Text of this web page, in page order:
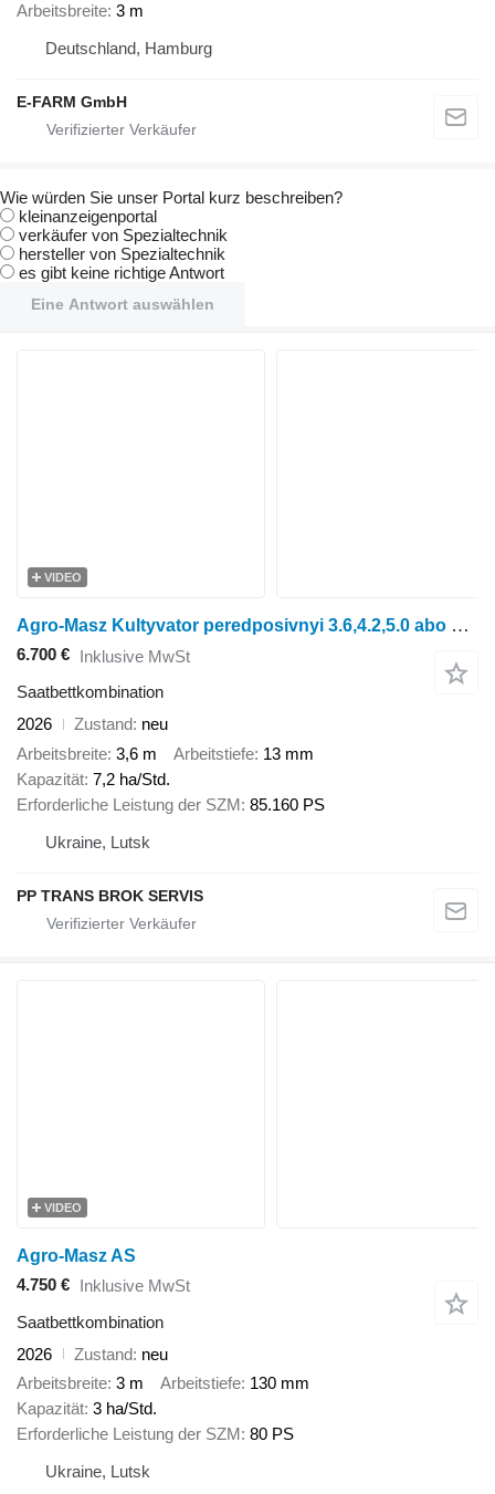
Arbeitsbreite 3 m
Deutschland, Hamburg
E-FARM GmbH
Wie würden Sie unser Portal kurz beschreiben?
kleinanzeigenportal
verkäufer von Spezialtechnik
hersteller von Spezialtechnik
es gibt keine richtige Antwort
Eine Antwort auswählen
VIDEO
Agro-Masz Kultyvator peredposivnyi 3.6,4.2,5.0 abo 5.6 m
6.700 € Inklusive MwSt
Saatbettkombination
2026
Zustand neu
Arbeitsbreite 3,6 m Arbeitstiefe 13 mm
Kapazität 7,2 ha/Std.
Erforderliche Leistung der SZM 85.160 PS
Ukraine, Lutsk
PP TRANS BROK SERVIS
VIDEO
Agro-Masz AS
4.750 € Inklusive MwSt
Saatbettkombination
2026
Zustand neu
Arbeitsbreite 3 m Arbeitstiefe 130 mm
Kapazität 3 ha/Std.
Erforderliche Leistung der SZM 80 PS
Ukraine, Lutsk